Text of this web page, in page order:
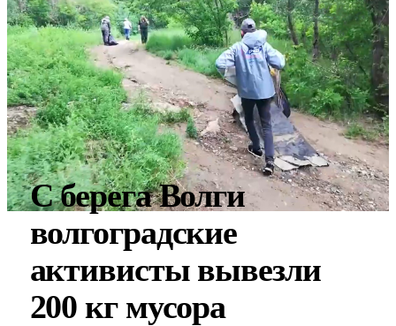
С берега Волги
волгоградские
активисты вывезли
200 кг мусора